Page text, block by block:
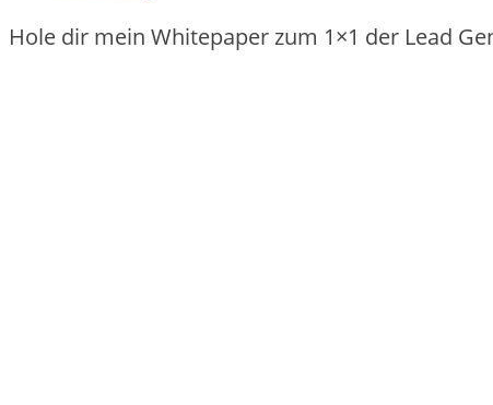
Hole dir mein Whitepaper zum 1×1 der Lead